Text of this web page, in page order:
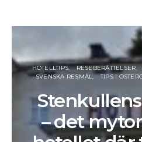
HOTELLTIPS RESEBERÄTTELSER
SVENSKA RESMÅL
TIPS I
– det